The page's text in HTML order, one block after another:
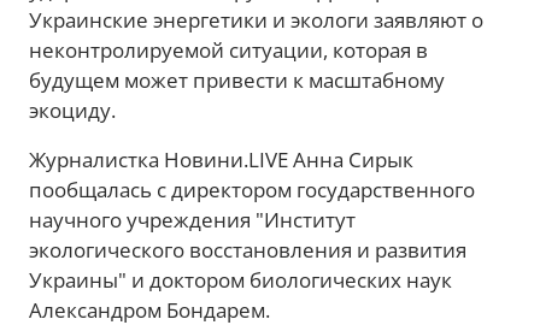
Украинские энергетики и экологи заявляют о
неконтролируемой ситуации, которая в
будущем может привести к масштабному
экоциду.
Журналистка Новини.LIVE Анна Сирык
пообщалась с директором государственного
научного учреждения "Институт
экологического восстановления и развития
Украины" и доктором биологических наук
Александром Бондарем.